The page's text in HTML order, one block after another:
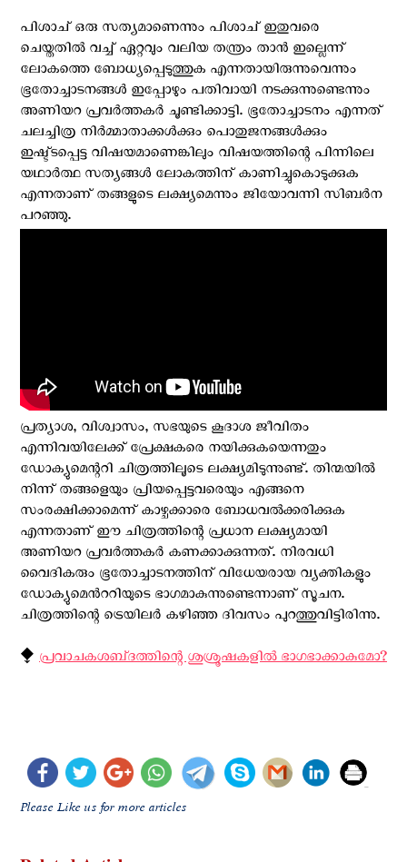
പിശാച് ഒരു സത്യമാണെന്നും പിശാച് ഇതുവരെ
ചെയ്തതിൽ വച്ച് ഏറ്റവും വലിയ തന്ത്രം താൻ ഇല്ലെന്ന്
ലോകത്തെ ബോധ്യപ്പെടുത്തുക എന്നതായിരുന്നുവെന്നും
ഭൂതോച്ചാടനങ്ങൾ ഇപ്പോഴും പതിവായി നടക്കുന്നുണ്ടെന്നും
അണിയറ പ്രവര്‍ത്തകര്‍ ചൂണ്ടിക്കാട്ടി. ഭൂതോച്ചാടനം എന്നത്
ചലച്ചിത്ര നിർമ്മാതാക്കൾക്കും പൊതുജനങ്ങൾക്കും
ഇഷ്ട്ടപ്പെട്ട വിഷയമാണെങ്കിലും വിഷയത്തിന്റെ പിന്നിലെ
യഥാര്‍ത്ഥ സത്യങ്ങള്‍ ലോകത്തിന് കാണിച്ചുകൊടുക്കുക
എന്നതാണ് തങ്ങളുടെ ലക്ഷ്യമെന്നും ജിയോവന്നി സിബർന
പറഞ്ഞു.
പ്രത്യാശ, വിശ്വാസം, സഭയുടെ കൂദാശ ജീവിതം
എന്നിവയിലേക്ക് പ്രേക്ഷകരെ നയിക്കുകയെന്നതും
ഡോക്യുമെന്ററി ചിത്രത്തിലൂടെ ലക്ഷ്യമിടുന്നുണ്ട്. തിന്മയിൽ
നിന്ന് തങ്ങളെയും പ്രിയപ്പെട്ടവരെയും എങ്ങനെ
സംരക്ഷിക്കാമെന്ന് കാഴ്ചക്കാരെ ബോധവൽക്കരിക്കുക
എന്നതാണ് ഈ ചിത്രത്തിന്റെ പ്രധാന ലക്ഷ്യമായി
അണിയറ പ്രവര്‍ത്തകര്‍ കണക്കാക്കുന്നത്. നിരവധി
വൈദികരും ഭൂതോച്ചാടനത്തിന് വിധേയരായ വ്യക്തികളും
ഡോക്യുമെന്‍ററിയുടെ ഭാഗമാകുന്നുണ്ടെന്നാണ് സൂചന.
ചിത്രത്തിന്റെ ട്രെയിലര്‍ കഴിഞ്ഞ ദിവസം പുറത്തുവിട്ടിരിന്നു.
⧪ പ്രവാചകശബ്‌ദത്തിന്റെ ശുശ്രൂഷകളില്‍ ഭാഗഭാക്കാകുമോ?
Please Like us for more articles